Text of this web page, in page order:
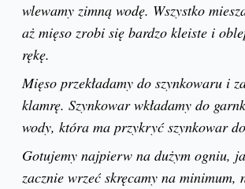
wlewamy zimną wodę. Wszystko
aż mięso zrobi się bardzo kleiste i
rękę.
Mięso przekładamy do szynkowaru i
klamrę. Szynkowar wkładamy do
wody, która ma przykryć szynkowar do
Gotujemy najpierw na dużym ogniu,
zacznie wrzeć skręcamy na minimum,